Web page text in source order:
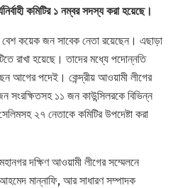
কমিটির ১ নম্বর সদস্য করা হয়েছে।
কয়েক জন সাবেক নেতা রয়েছেন। এছাড়া
রাখা হয়েছে। তাদের মধ্যে পদোন্নতি
পদেই। কেন্দ্রীয় আওয়ামী লীগের
সংরক্ষিতসহ ১১ জন কাউন্সিলরকে বিভিন্ন
২৭ নেতাকে কমিটির উপদেষ্টা করা
দক্ষিণ আওয়ামী লীগের সম্মেলনে
মান্নাফি, আর সাধারণ সম্পাদক